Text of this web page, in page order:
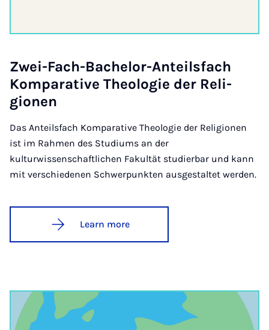
Zwei-Fach-Bach­el­or-Anteils­fach
Kom­par­at­ive Theo­lo­gie der Re­li­
gion­en
Das Anteilsfach Komparative Theologie der Religionen
ist im Rahmen des Studiums an der
kulturwissenschaftlichen Fakultät studierbar und kann
mit verschiedenen Schwerpunkten ausgestaltet werden.
Learn more